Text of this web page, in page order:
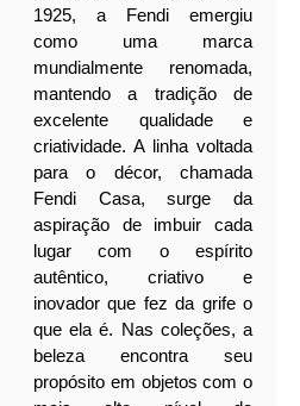
1925, a Fendi emergiu
como uma marca
mundialmente renomada,
mantendo a tradição de
excelente qualidade e
criatividade. A linha voltada
para o décor, chamada
Fendi Casa, surge da
aspiração de imbuir cada
lugar com o espírito
autêntico, criativo e
inovador que fez da grife o
que ela é. Nas coleções, a
beleza encontra seu
propósito em objetos com o